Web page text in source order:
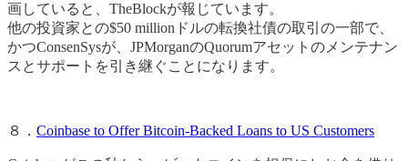
画していると、TheBlockが報じています。
他の投資家との$50 millionドルの転換社債の取引の一部で、
かつConsenSysが、JPMorganのQuorumアセットのメンテナン
スとサポートを引き継ぐことになります。
８． Coinbase to Offer Bitcoin-Backed Loans to US Customers